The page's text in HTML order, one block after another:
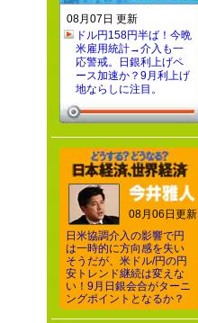
08月07日 更新
ドル円158円半ば！今晩
米雇用統計→介入も一
応警戒。日銀利上げペ
ース加速か？9月利上げ
地ならしに注目。
08月06日更新
日米協調介入の影響で円
は一時的に方向感を失い
そうだが、米ドル/円の円
安トレンド継続は変えな
い！9月日銀会合がターニ
ングポイントとなるか？